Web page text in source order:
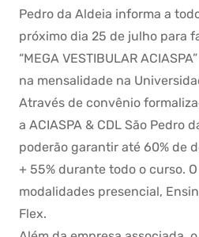
Pedro da Aldeia informa a
próximo dia 25 de julho para
“MEGA VESTIBULAR
na mensalidade na
Através de convênio
a ACIASPA & CDL São Pedro
poderão garantir até 60% de
+ 55% durante todo o curso.
modalidades presencial,
Flex.